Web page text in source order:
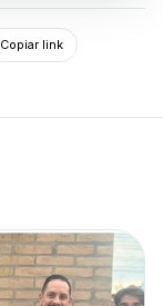
Copiar link